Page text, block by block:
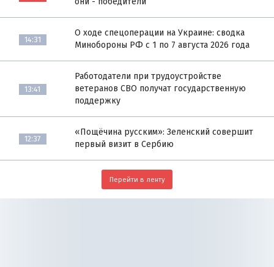
14:31
О ходе спецоперации на Украине: сводка
Минобороны РФ с 1 по 7 августа 2026 года
13:41
Работодатели при трудоустройстве
ветеранов СВО получат государственную
поддержку
12:37
«Пощёчина русским»: Зеленский совершит
первый визит в Сербию
Перейти в ленту